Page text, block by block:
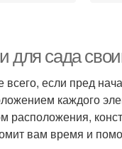
для сада
всего, если пред
каждого
расположения,
вам время и